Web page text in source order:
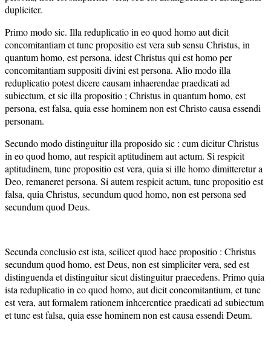
dupliciter.
Primo modo sic. Illa reduplicatio in eo quod homo aut dicit
concomitantiam et tunc propositio est vera sub sensu Christus, in
quantum homo, est persona, idest Christus qui est homo per
concomitantiam suppositi divini est persona. Alio modo illa
reduplicatio potest dicere causam inhaerendae praedicati ad
subiectum, et sic illa propositio ; Christus in quantum homo, est
persona, est falsa, quia esse hominem non est Christo causa essendi
personam.
Secundo modo distinguitur illa proposido sic : cum dicitur Christus
in eo quod homo, aut respicit aptitudinem aut actum. Si respicit
aptitudinem, tunc propositio est vera, quia si ille homo dimitteretur a
Deo, remaneret persona. Si autem respicit actum, tunc propositio est
falsa, quia Christus, secundum quod homo, non est persona sed
secundum quod Deus.
Secunda conclusio est ista, scilicet quod haec propositio : Christus
secundum quod homo, est Deus, non est simpliciter vera, sed est
distinguenda et distinguitur sicut distinguitur praecedens. Primo quia
ista reduplicatio in eo quod homo, aut dicit concomitantium, et tunc
est vera, aut formalem rationem inhcercntice praedicati ad subiectum
et tunc est falsa, quia esse hominem non est causa essendi Deum.